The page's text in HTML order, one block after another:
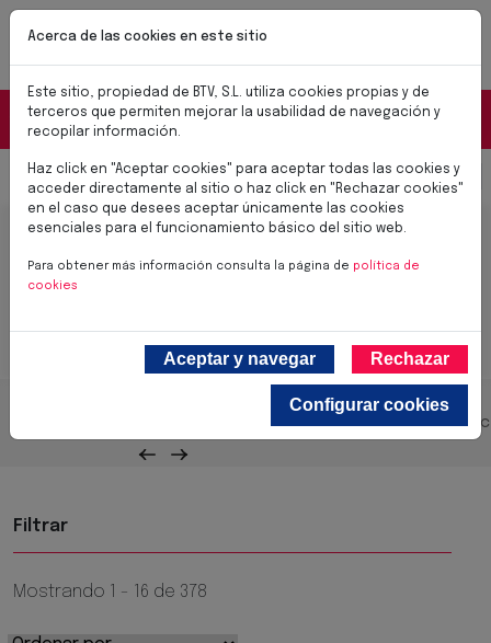
Pasar al contenido principal
NUEVAS CERRADURAS BTV SMART
✨Soluciones para el día a día✨
Conoce las nuevas cerraduras BTV SMART
Portal Distribuidores
0,00 € Select
Todos los productos
Cajas Fuertes
Filtrar
Mostrando 1 - 16 de 378
Acerca de las cookies en este sitio
Este sitio, propiedad de BTV, S.L. utiliza cookies propias y de
terceros que permiten mejorar la usabilidad de navegación y
recopilar información.
Haz click en "Aceptar cookies" para aceptar todas las cookies y
acceder directamente al sitio o haz click en "Rechazar cookies"
en el caso que desees aceptar únicamente las cookies
esenciales para el funcionamiento básico del sitio web.
Para obtener más información consulta la página de política de
cookies
Aceptar y navegar Rechazar
Configurar cookies